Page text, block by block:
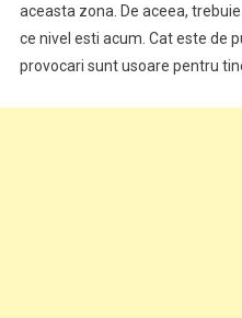
aceasta zona. De aceea,
ce nivel esti acum. Cat este de
provocari sunt usoare pentru